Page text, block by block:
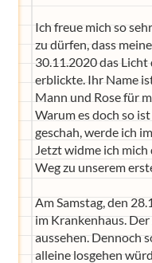
Ich freue mich so
zu dürfen, dass
30.11.2020 das
erblickte. Ihr Name
Mann und Rose für
Warum es doch so
geschah, werde ich
Jetzt widme ich
Weg zu unserem
Am Samstag, den
im Krankenhaus.
aussehen. Dennoch
alleine losgehen